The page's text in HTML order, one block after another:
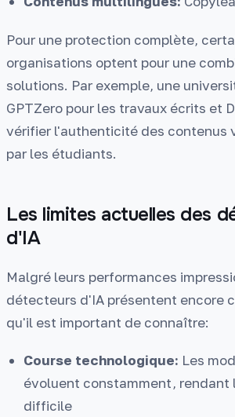
Pour une protection complète,
organisations optent pour une
solutions. Par exemple, une
GPTZero pour les travaux écrits et
vérifier l'authenticité des contenus
par les étudiants.
Les limites actuelles des
d'IA
Malgré leurs performances
détecteurs d'IA présentent encore
qu'il est important de connaître:
Course technologique: Les
évoluent constamment, rendant
difficile